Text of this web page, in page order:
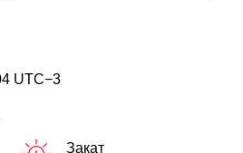
UTC−3
Закат